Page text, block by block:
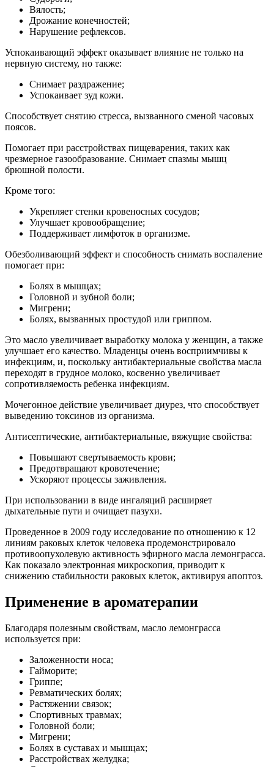
Вялость;
Дрожание конечностей;
Нарушение рефлексов.
Успокаивающий эффект оказывает влияние не только на
нервную систему, но также:
Снимает раздражение;
Успокаивает зуд кожи.
Способствует снятию стресса, вызванного сменой часовых
поясов.
Помогает при расстройствах пищеварения, таких как
чрезмерное газообразование. Снимает спазмы мышц
брюшной полости.
Кроме того:
Укрепляет стенки кровеносных сосудов;
Улучшает кровообращение;
Поддерживает лимфоток в организме.
Обезболивающий эффект и способность снимать воспаление
помогает при:
Болях в мышцах;
Головной и зубной боли;
Мигрени;
Болях, вызванных простудой или гриппом.
Это масло увеличивает выработку молока у женщин, а также
улучшает его качество. Младенцы очень восприимчивы к
инфекциям, и, поскольку антибактериальные свойства масла
переходят в грудное молоко, косвенно увеличивает
сопротивляемость ребенка инфекциям.
Мочегонное действие увеличивает диурез, что способствует
выведению токсинов из организма.
Антисептические, антибактериальные, вяжущие свойства:
Повышают свертываемость крови;
Предотвращают кровотечение;
Ускоряют процессы заживления.
При использовании в виде ингаляций расширяет
дыхательные пути и очищает пазухи.
Проведенное в 2009 году исследование по отношению к 12
линиям раковых клеток человека продемонстрировало
противоопухолевую активность эфирного масла лемонграсса.
Как показало электронная микроскопия, приводит к
снижению стабильности раковых клеток, активируя апоптоз.
Применение в ароматерапии
Благодаря полезным свойствам, масло лемонграсса
используется при:
Заложенности носа;
Гайморите;
Гриппе;
Ревматических болях;
Растяжении связок;
Спортивных травмах;
Головной боли;
Мигрени;
Болях в суставах и мышцах;
Расстройствах желудка;